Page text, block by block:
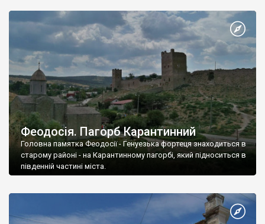
Феодосія. Пагорб Карантинний
Головна памятка Феодосії - Генуезька фортеця знаходиться в
старому районі - на Карантинному пагорбі, який підноситься в
південній частині міста.